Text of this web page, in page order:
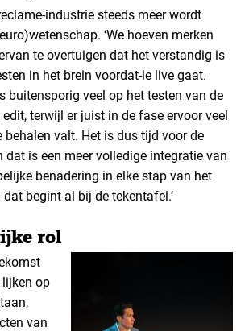
industrie steeds meer wordt
‘We hoeven merken
te overtuigen dat het verstandig is
in het brein voordat-ie live gaat.
buitensporig veel op het testen van de
terwijl er juist in de fase ervoor veel
valt. Het is dus tijd voor de
dat is een meer volledige integratie van
benadering in elke stap van het
begint al bij de tekentafel.’
rol
lijken op
van